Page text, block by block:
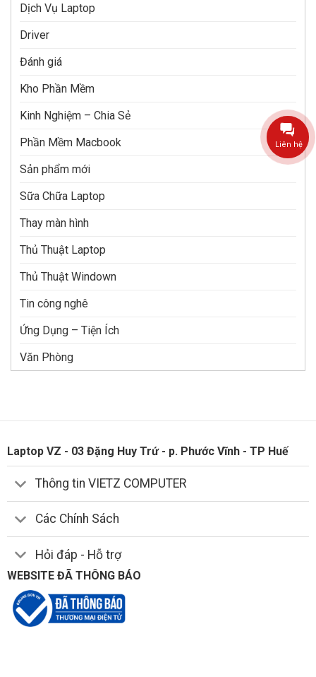
Dịch Vụ Laptop
Driver
Đánh giá
Kho Phần Mềm
Kinh Nghiệm – Chia Sẻ
Phần Mềm Macbook
Sản phẩm mới
Sữa Chữa Laptop
Thay màn hình
Thủ Thuật Laptop
Thủ Thuật Windown
Tin công nghê
Ứng Dụng – Tiện Ích
Văn Phòng
Laptop VZ - 03 Đặng Huy Trứ - p. Phước Vĩnh - TP Huế
Thông tin VIETZ COMPUTER
Các Chính Sách
Hỏi đáp - Hỗ trợ
WEBSITE ĐÃ THÔNG BÁO
Liên hệ